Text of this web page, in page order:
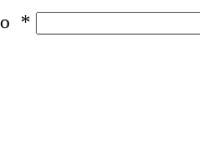
*